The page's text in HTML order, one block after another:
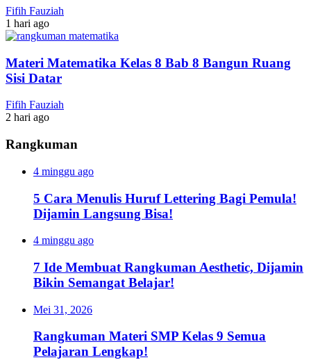
Fifih Fauziah
1 hari ago
Materi Matematika Kelas 8 Bab 8 Bangun Ruang
Sisi Datar
Fifih Fauziah
2 hari ago
Rangkuman
4 minggu ago
5 Cara Menulis Huruf Lettering Bagi Pemula!
Dijamin Langsung Bisa!
4 minggu ago
7 Ide Membuat Rangkuman Aesthetic, Dijamin
Bikin Semangat Belajar!
Mei 31, 2026
Rangkuman Materi SMP Kelas 9 Semua
Pelajaran Lengkap!